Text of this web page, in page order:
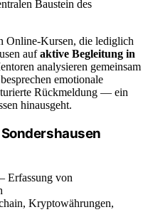
Baustein des
Online-Kursen, die lediglich
aufaktive Begleitung in
analysieren gemeinsam
emotionale
Rückmeldung — ein
hinausgeht.
– Erfassung von
Kryptowährungen,